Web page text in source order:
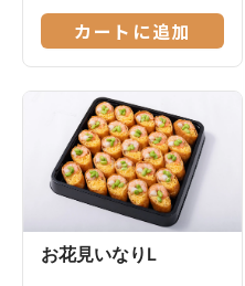
カートに追加
お花見いなりL